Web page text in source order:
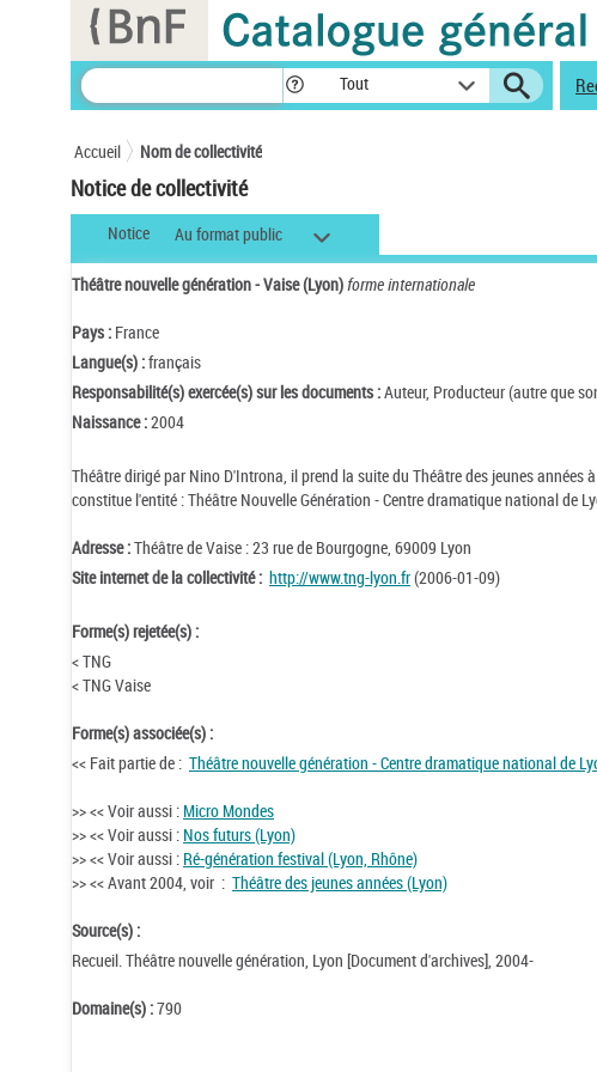
Tout
Accueil Nom de collectivité
Notice de collectivité
Notice Au format public
Théâtre nouvelle génération - Vaise (Lyon)forme internationale
Pays : France
Langue(s) :français
Responsabilité(s) exercée(s) sur les documents :Auteur, Producteur (autre que
Naissance :2004
Théâtre dirigé par Nino D'Introna, il prend la suite du Théâtre des jeunes
constitue l'entité : Théâtre Nouvelle Génération - Centre dramatique national de
Adresse :Théâtre de Vaise : 23 rue de Bourgogne, 69009 Lyon
Site internet de la collectivité : http://www.tng-lyon.fr(2006-01-09)
Forme(s) rejetée(s) :
< TNG
< TNG Vaise
Forme(s) associée(s) :
<< Fait partie de : Théâtre nouvelle génération - Centre dramatique national de
>> << Voir aussi : Micro Mondes
>> << Voir aussi : Nos futurs (Lyon)
>> << Voir aussi : Ré-génération festival (Lyon, Rhône)
>> << Avant 2004, voir : Théâtre des jeunes années (Lyon)
Source(s) :
Recueil. Théâtre nouvelle génération, Lyon [Document d'archives], 2004-
Domaine(s) :790
Panneau de gestion des cookies